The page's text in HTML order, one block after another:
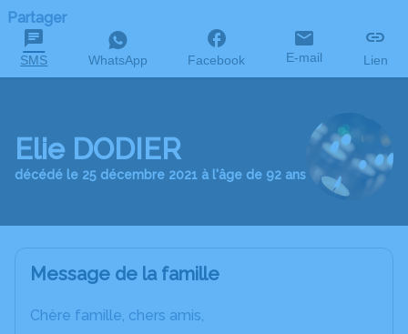
Partager
SMS WhatsApp Facebook E-mail Lien
Elie DODIER
décédé le 25 décembre 2021 à l'âge de 92 ans
Message de la famille
Chère famille, chers amis,